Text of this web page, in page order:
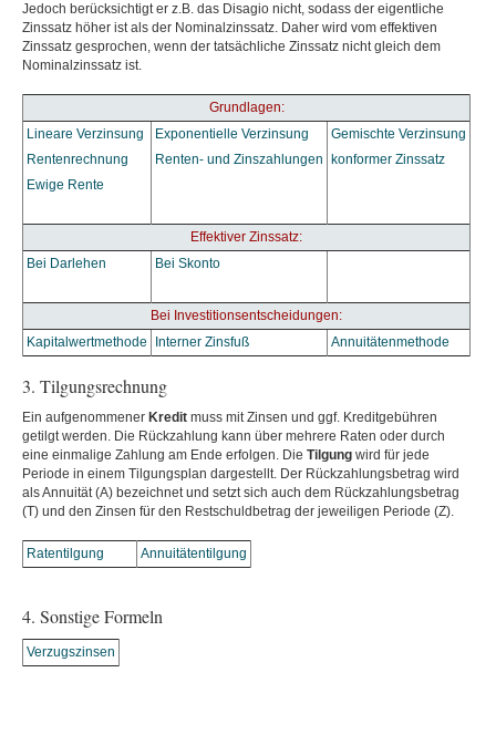
Jedoch berücksichtigt er z.B. das Disagio nicht, sodass der eigentliche
Zinssatz höher ist als der Nominalzinssatz. Daher wird vom effektiven
Zinssatz gesprochen, wenn der tatsächliche Zinssatz nicht gleich dem
Nominalzinssatz ist.
Grundlagen:
Lineare Verzinsung
Exponentielle Verzinsung
Gemischte Verzinsung
Rentenrechnung
Renten- und Zinszahlungen
konformer Zinssatz
Ewige Rente
Effektiver Zinssatz:
Bei Darlehen
Bei Skonto
Bei Investitionsentscheidungen:
Kapitalwertmethode
Interner Zinsfuß Annuitätenmethode
3. Tilgungsrechnung
Ein aufgenommener Kredit muss mit Zinsen und ggf. Kreditgebühren
getilgt werden. Die Rückzahlung kann über mehrere Raten oder durch
eine einmalige Zahlung am Ende erfolgen. Die Tilgung wird für jede
Periode in einem Tilgungsplan dargestellt. Der Rückzahlungsbetrag wird
als Annuität (A) bezeichnet und setzt sich auch dem Rückzahlungsbetrag
(T) und den Zinsen für den Restschuldbetrag der jeweiligen Periode (Z).
Ratentilgung Annuitätentilgung
4. Sonstige Formeln
Verzugszinsen